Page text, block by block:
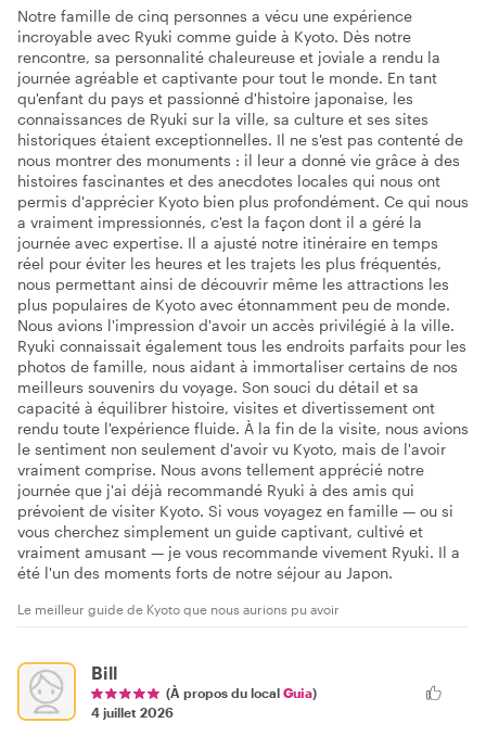
Notre famille de cinq personnes a vécu une expérience
incroyable avec Ryuki comme guide à Kyoto. Dès notre
rencontre, sa personnalité chaleureuse et joviale a rendu la
journée agréable et captivante pour tout le monde. En tant
qu'enfant du pays et passionné d'histoire japonaise, les
connaissances de Ryuki sur la ville, sa culture et ses sites
historiques étaient exceptionnelles. Il ne s'est pas contenté de
nous montrer des monuments : il leur a donné vie grâce à des
histoires fascinantes et des anecdotes locales qui nous ont
permis d'apprécier Kyoto bien plus profondément. Ce qui nous
a vraiment impressionnés, c'est la façon dont il a géré la
journée avec expertise. Il a ajusté notre itinéraire en temps
réel pour éviter les heures et les trajets les plus fréquentés,
nous permettant ainsi de découvrir même les attractions les
plus populaires de Kyoto avec étonnamment peu de monde.
Nous avions l'impression d'avoir un accès privilégié à la ville.
Ryuki connaissait également tous les endroits parfaits pour les
photos de famille, nous aidant à immortaliser certains de nos
meilleurs souvenirs du voyage. Son souci du détail et sa
capacité à équilibrer histoire, visites et divertissement ont
rendu toute l'expérience fluide. À la fin de la visite, nous avions
le sentiment non seulement d'avoir vu Kyoto, mais de l'avoir
vraiment comprise. Nous avons tellement apprécié notre
journée que j'ai déjà recommandé Ryuki à des amis qui
prévoient de visiter Kyoto. Si vous voyagez en famille — ou si
vous cherchez simplement un guide captivant, cultivé et
vraiment amusant — je vous recommande vivement Ryuki. Il a
été l'un des moments forts de notre séjour au Japon.
Le meilleur guide de Kyoto que nous aurions pu avoir
Bill
(À propos du local Guia)
4 juillet 2026